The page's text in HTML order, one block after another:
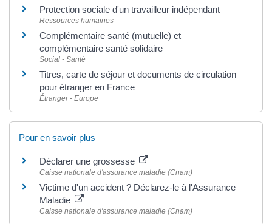
Protection sociale d'un travailleur indépendant
Ressources humaines
Complémentaire santé (mutuelle) et
complémentaire santé solidaire
Social - Santé
Titres, carte de séjour et documents de circulation
pour étranger en France
Étranger - Europe
Pour en savoir plus
Déclarer une grossesse
Caisse nationale d'assurance maladie (Cnam)
Victime d'un accident ? Déclarez-le à l'Assurance
Maladie
Caisse nationale d'assurance maladie (Cnam)